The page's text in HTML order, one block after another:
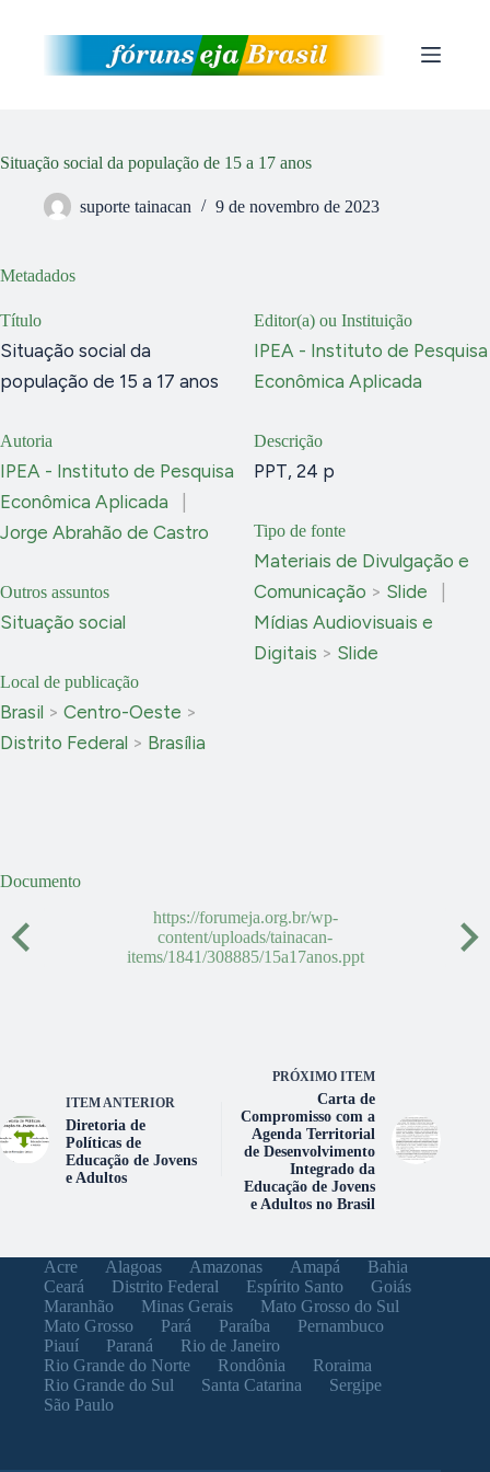
Situação social da população de 15 a 17 anos
suporte tainacan 9 de novembro de 2023
Documento
https://forumeja.org.br/wp-
content/uploads/tainacan-
items/1841/308885/15a17anos.ppt
Metadados
Título
Situação social da
população de 15 a 17 anos
Autoria
IPEA - Instituto de Pesquisa
Econômica Aplicada
Jorge Abrahão de Castro
Outros assuntos
Situação social
Local de publicação
Brasil > Centro-Oeste >
Distrito Federal > Brasília
Editor(a) ou Instituição
IPEA - Instituto de Pesquisa
Econômica Aplicada
Descrição
PPT, 24 p
Tipo de fonte
Materiais de Divulgação e
Comunicação > Slide
Mídias Audiovisuais e
Digitais > Slide
ITEM ANTERIOR
Diretoria de
Políticas de
Educação de Jovens
e Adultos
PRÓXIMO ITEM
Carta de
Compromisso com a
Agenda Territorial
de Desenvolvimento
Integrado da
Educação de Jovens
e Adultos no Brasil
Acre Alagoas Amazonas Amapá
Bahia
Ceará
Distrito Federal Espírito Santo
Goiás
Maranhão
Minas Gerais
Mato Grosso do Sul
Mato Grosso
Pará Paraíba
Pernambuco
Piauí
Paraná
Rio de Janeiro
Rio Grande do Norte
Rondônia
Roraima
Rio Grande do Sul
Santa Catarina
Sergipe
São Paulo